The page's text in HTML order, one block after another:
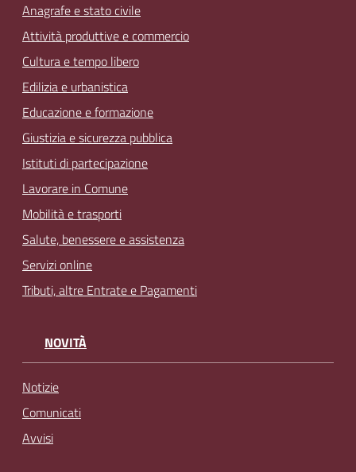
Anagrafe e stato civile
Attività produttive e commercio
Cultura e tempo libero
Edilizia e urbanistica
Educazione e formazione
Giustizia e sicurezza pubblica
Istituti di partecipazione
Lavorare in Comune
Mobilità e trasporti
Salute, benessere e assistenza
Servizi online
Tributi, altre Entrate e Pagamenti
NOVITÀ
Notizie
Comunicati
Avvisi